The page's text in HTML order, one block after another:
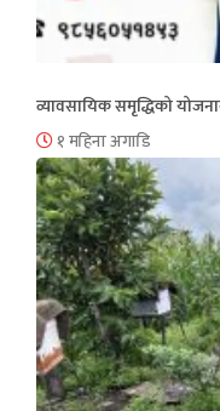
व्यावसायिक समृद्धिको
१ महिना अगाडि